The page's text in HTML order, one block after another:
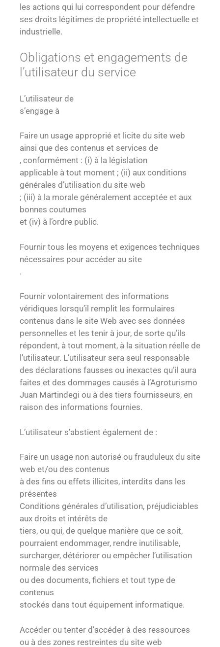
les actions qui lui correspondent pour défendre
ses droits légitimes de propriété intellectuelle et
industrielle.
Obligations et engagements de
l’utilisateur du service
L’utilisateur de
s’engage à
Faire un usage approprié et licite du site web
ainsi que des contenus et services de
, conformément : (i) à la législation
applicable à tout moment ; (ii) aux conditions
générales d’utilisation du site web
; (iii) à la morale généralement acceptée et aux
bonnes coutumes
et (iv) à l’ordre public.
Fournir tous les moyens et exigences techniques
nécessaires pour accéder au site
.
Fournir volontairement des informations
véridiques lorsqu’il remplit les formulaires
contenus dans le site Web avec ses données
personnelles et les tenir à jour, de sorte qu’ils
répondent, à tout moment, à la situation réelle de
l’utilisateur. L’utilisateur sera seul responsable
des déclarations fausses ou inexactes qu’il aura
faites et des dommages causés à l’Agroturismo
Juan Martindegi ou à des tiers fournisseurs, en
raison des informations fournies.
L’utilisateur s’abstient également de :
Faire un usage non autorisé ou frauduleux du site
web et/ou des contenus
à des fins ou effets illicites, interdits dans les
présentes
Conditions générales d’utilisation, préjudiciables
aux droits et intérêts de
tiers, ou qui, de quelque manière que ce soit,
pourraient endommager, rendre inutilisable,
surcharger, détériorer ou empêcher l’utilisation
normale des services
ou des documents, fichiers et tout type de
contenus
stockés dans tout équipement informatique.
Accéder ou tenter d’accéder à des ressources
ou à des zones restreintes du site web